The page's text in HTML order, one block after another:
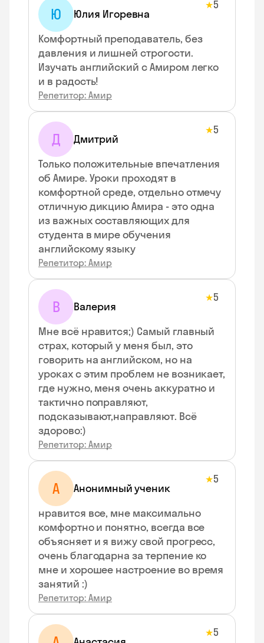
Ю Юлия Игоревна
★5
Комфортный преподаватель, без
давления и лишней строгости.
Изучать английский с Амиром легко
и в радость!
Репетитор: Амир
Д Дмитрий
★5
Только положительные впечатления
об Амире. Уроки проходят в
комфортной среде, отдельно отмечу
отличную дикцию Амира - это одна
из важных составляющих для
студента в мире обучения
английскому языку
Репетитор: Амир
В Валерия
★5
Мне всё нравится;) Самый главный
страх, который у меня был, это
говорить на английском, но на
уроках с этим проблем не возникает,
где нужно, меня очень аккуратно и
тактично поправляют,
подсказывают,направляют. Всё
здорово:)
Репетитор: Амир
А Анонимный ученик
★5
нравится все, мне максимально
комфортно и понятно, всегда все
объясняет и я вижу свой прогресс,
очень благодарна за терпение ко
мне и хорошее настроение во время
занятий :)
Репетитор: Амир
★5